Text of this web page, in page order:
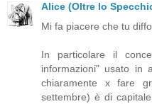
Alice (Oltre lo
Mi fa piacere che tu
In particolare il
informazioni" usato in
chiaramente x fare
settembre) è di